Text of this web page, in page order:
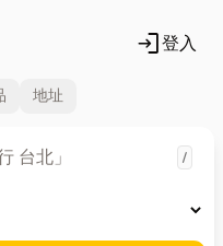
login登入
地址
/